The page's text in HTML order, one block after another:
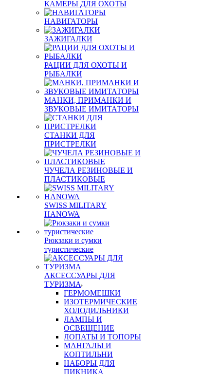
КАМЕРЫ ДЛЯ ОХОТЫ
НАВИГАТОРЫ
ЗАЖИГАЛКИ
РАЦИИ ДЛЯ ОХОТЫ И
РЫБАЛКИ
МАНКИ, ПРИМАНКИ И
ЗВУКОВЫЕ ИМИТАТОРЫ
СТАНКИ ДЛЯ
ПРИСТРЕЛКИ
ЧУЧЕЛА РЕЗИНОВЫЕ И
ПЛАСТИКОВЫЕ
SWISS MILITARY
HANOWA
Рюкзаки и сумки
туристические
АКСЕССУАРЫ ДЛЯ
ТУРИЗМА
ГЕРМОМЕШКИ
ИЗОТЕРМИЧЕСКИЕ
ХОЛОДИЛЬНИКИ
ЛАМПЫ И
ОСВЕЩЕНИЕ
ЛОПАТЫ И ТОПОРЫ
МАНГАЛЫ И
КОПТИЛЬНИ
НАБОРЫ ДЛЯ
ПИКНИКА